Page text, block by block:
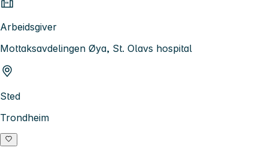
Arbeidsgiver
Mottaksavdelingen Øya, St. Olavs hospital
Sted
Trondheim